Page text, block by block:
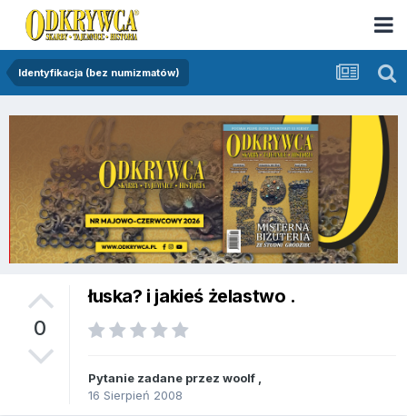
Identyfikacja (bez numizmatów)
0
łuska? i jakieś żelastwo .
Pytanie zadane przez woolf
16 Sierpień 2008